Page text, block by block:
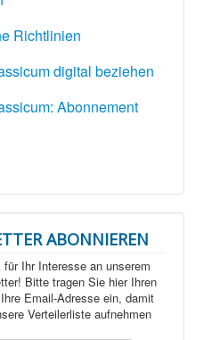
Richtlinien
digital beziehen
Abonnement
ABONNIEREN
für Ihr Interesse an unserem
Bitte tragen Sie hier Ihren
Email-Adresse ein, damit
Verteilerliste aufnehmen